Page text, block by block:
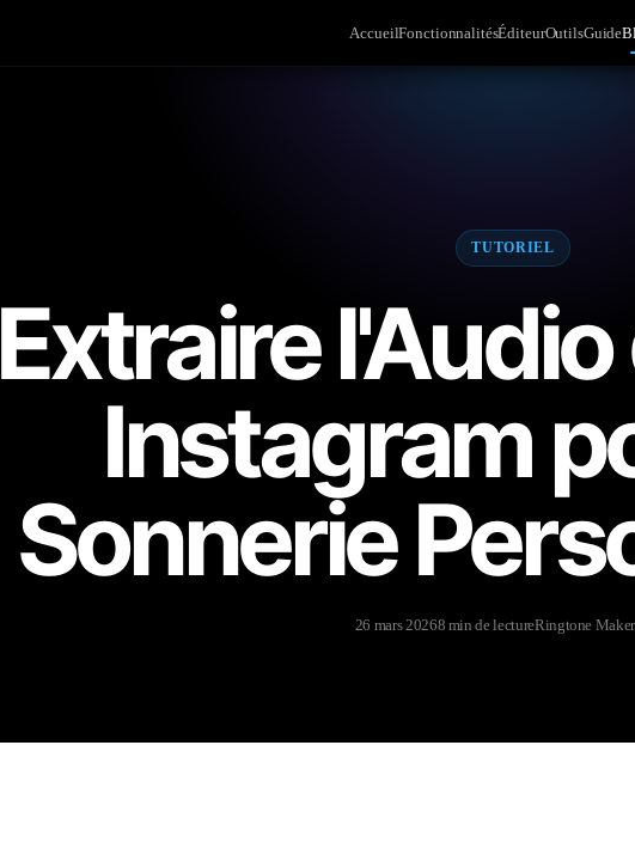
AccueilFonctionnalitésÉditeurOutilsGuide
TUTORIEL
Extraire
Instagram
Sonnerie
26 mars 20268 min de lectureRingtone